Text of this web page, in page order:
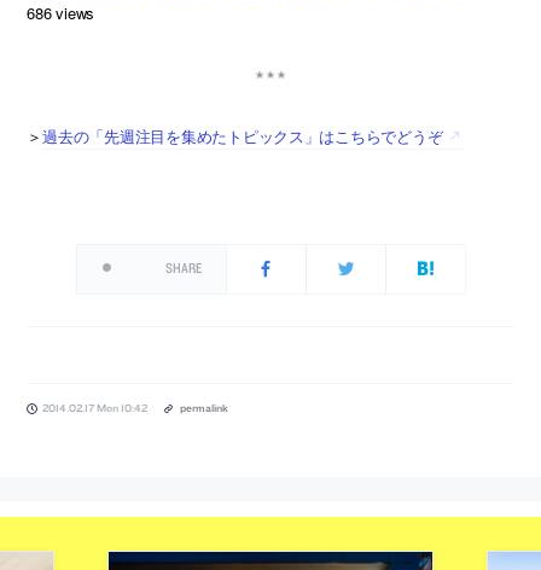
686 views
＞過去の「先週注目を集めたトピックス」はこちらでどうぞ
SHARE
2014.02.17 Mon 10:42 permalink